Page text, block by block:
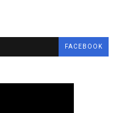
FACEBOOK